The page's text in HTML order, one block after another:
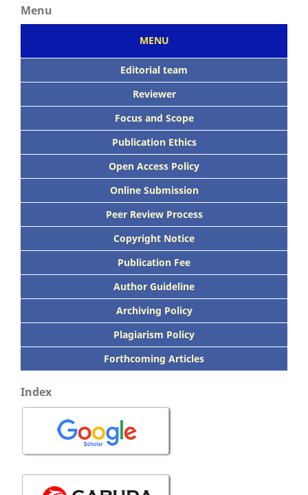
Menu
MENU
Editorial team
Reviewer
Focus and Scope
Publication Ethics
Open Access Policy
Online Submission
Peer Review Process
Copyright Notice
Publication Fee
Author Guideline
Archiving Policy
Plagiarism Policy
Forthcoming Articles
Index